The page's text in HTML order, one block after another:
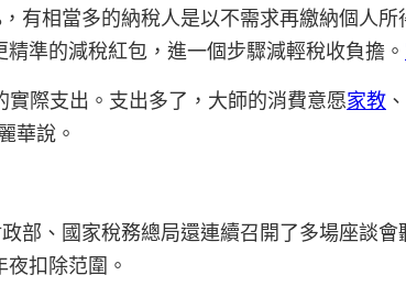
有相當多的納稅人是以不需求再繳納個人所
準的減稅紅包，進一個步驟減輕稅收負擔。
際支出。支出多了，大師的消費意愿家教
華說。
部、國家稅務總局還連續召開了多場座談會
扣除范圍。